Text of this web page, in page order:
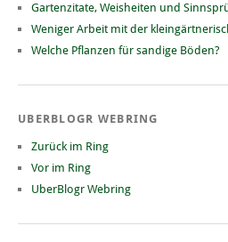
Gartenzitate, Weisheiten und
Weniger Arbeit mit der
Welche Pflanzen für sandige Böden?
UBERBLOGR WEBRING
Zurück im Ring
Vor im Ring
UberBlogr Webring